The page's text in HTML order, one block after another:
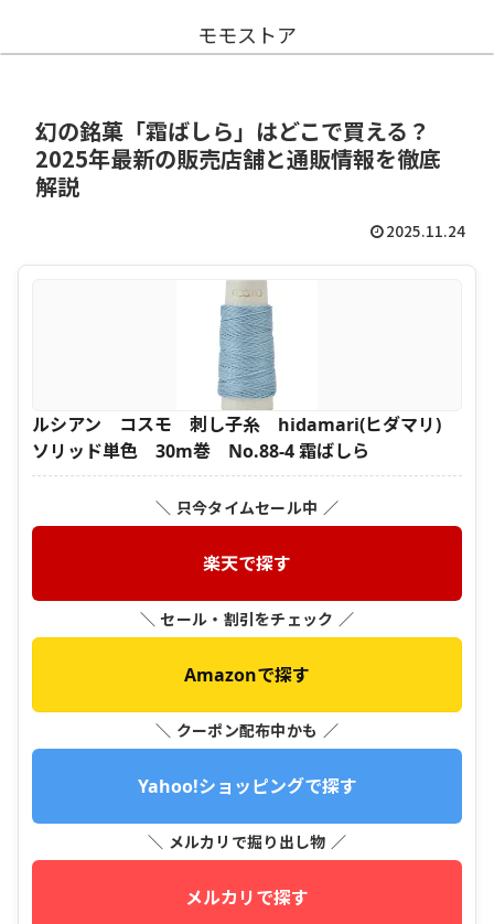
モモストア
幻の銘菓「霜ばしら」はどこで買える？
2025年最新の販売店舗と通販情報を徹底
解説
2025.11.24
ルシアン コスモ 刺し子糸 hidamari(ヒダマリ)
ソリッド単色 30m巻 No.88-4 霜ばしら
＼ 只今タイムセール中 ／
楽天で探す
＼ セール・割引をチェック ／
Amazonで探す
＼ クーポン配布中かも ／
Yahoo!ショッピングで探す
＼ メルカリで掘り出し物 ／
メルカリで探す